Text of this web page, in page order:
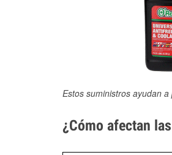
Estos suministros ayudan
¿Cómo afectan